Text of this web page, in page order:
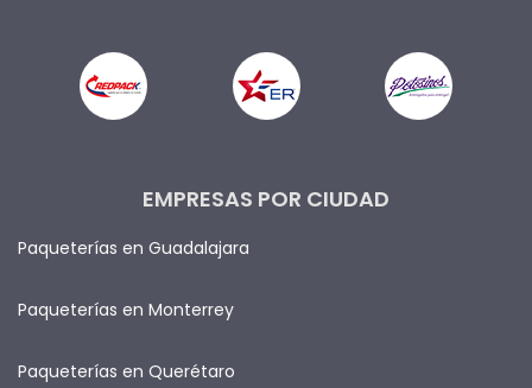
EMPRESAS POR CIUDAD
Paqueterías en Guadalajara
Paqueterías en Monterrey
Paqueterías en Querétaro